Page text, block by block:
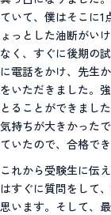
ていて、僕はそこに1
ょっとした油断がい
なく、すぐに後期の
に電話をかけ、先生
をいただきました。
とることができまし
気持ちが大きかった
ていたので、合格で
これから受験生に伝
はすぐに質問をして
思います。そして、